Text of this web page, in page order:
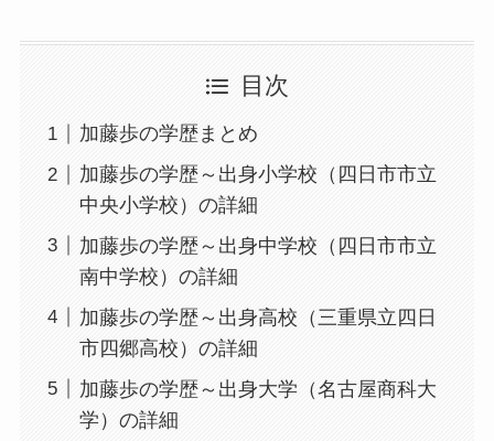
目次
加藤歩の学歴まとめ
加藤歩の学歴～出身小学校（四日市市立
中央小学校）の詳細
加藤歩の学歴～出身中学校（四日市市立
南中学校）の詳細
加藤歩の学歴～出身高校（三重県立四日
市四郷高校）の詳細
加藤歩の学歴～出身大学（名古屋商科大
学）の詳細